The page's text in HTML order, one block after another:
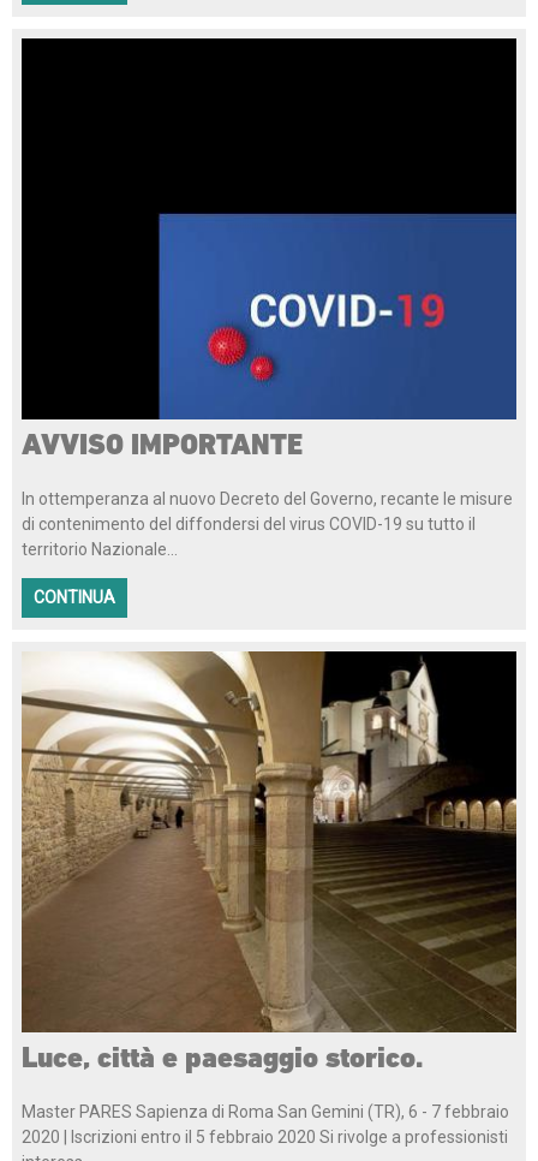
AVVISO IMPORTANTE
In ottemperanza al nuovo Decreto del Governo, recante le misure
di contenimento del diffondersi del virus COVID-19 su tutto il
territorio Nazionale...
CONTINUA
Luce, città e paesaggio storico.
Master PARES Sapienza di Roma San Gemini (TR), 6 - 7 febbraio
2020 | Iscrizioni entro il 5 febbraio 2020 Si rivolge a professionisti